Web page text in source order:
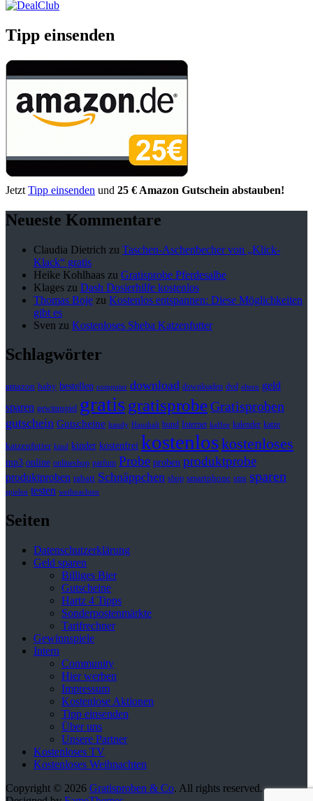
Tipp einsenden
Jetzt Tipp einsenden und 25 € Amazon Gutschein abstauben!
Neueste Kommentare
Claudia Dietrich zu Taschen-Aschenbecher von „Klick-
Klack“ gratis
Heike Kohlhaas zu Gratisprobe Pferdesalbe
Klages zu Dash Dosierhilfe kostenlos
Thomas Boje zu Kostenlos entspannen: Diese Möglichkeiten
gibt es
Sven zu Kostenloses Sheba Katzenfutter
Schlagwörter
amazon baby bestellen computer download downloaden dvd eltern geld
sparen gewinnspiel gratisgratisprobeGratisproben
gutschein Gutscheine handy Haushalt hund Internet kaffee kalender katze
katzenfutter kind kinder kostenfrei kostenloskostenloses
mp3 online onlineshop parfum Probe proben produktprobe
produktproben rabatt Schnäppchen shop smartphone sms sparen
spielen testen weihnachten
Seiten
Datenschutzerklärung
Geld sparen
Billiges Bier
Gutscheine
Hartz 4 Tipps
Sonderpostenmärkte
Tarifrechner
Gewinnspiele
Intern
Community
Hier werben
Impressum
Kostenlose Aktionen
Tipp einsenden
Über uns
Unsere Partner
Kostenloses TV
Kostenloses Weihnachten
Copyright © 2026 Gratisproben & Co. All rights reserved.